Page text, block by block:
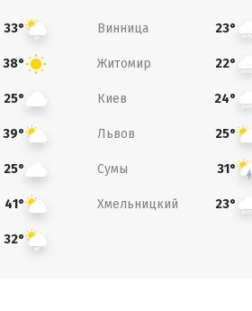
33° Винница 23°
38° Житомир 22°
25° Киев 24°
39° Львов 25°
25° Сумы 31°
41° Хмельницкий 23°
32°